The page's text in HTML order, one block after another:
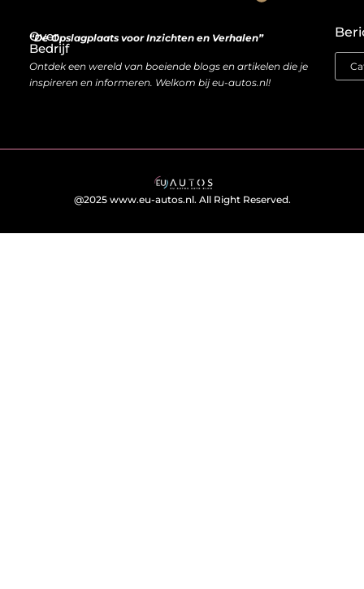
Over
Bedrijf
“De Opslagplaats voor Inzichten en Verhalen”
Ontdek een wereld van boeiende blogs en artikelen die je
inspireren en informeren. Welkom bij eu-autos.nl!
@2025 www.eu-autos.nl. All Right Reserved.